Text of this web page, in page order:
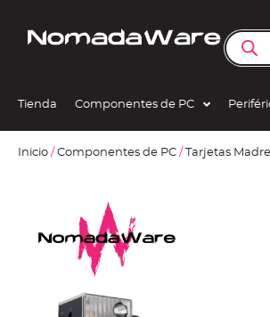
Tienda Componentes de PC
Inicio / Componentes de PC / Tarjetas Madre